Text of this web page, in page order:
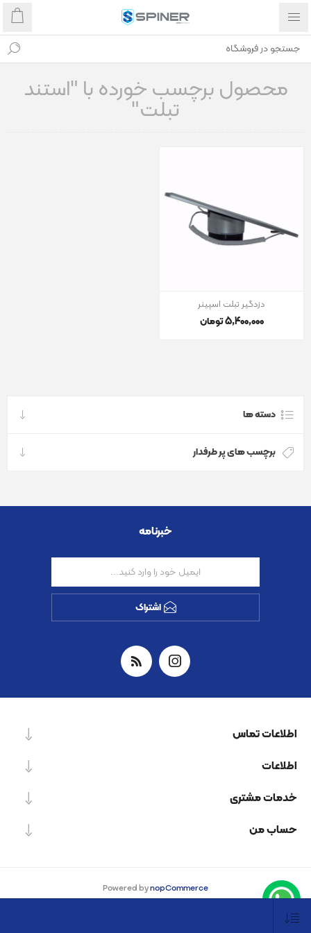
محصول برچسب خورده با "استند
تبلت"
دزدگیر تبلت اسپینر
5٬400٬000 تومان
دسته ها
برچسب های پر طرفدار
خبرنامه
اشتراک
اطلاعات تماس
اطلاعات
خدمات مشتری
حساب من
Powered bynopCommerce
Designed byNop-Templates.com